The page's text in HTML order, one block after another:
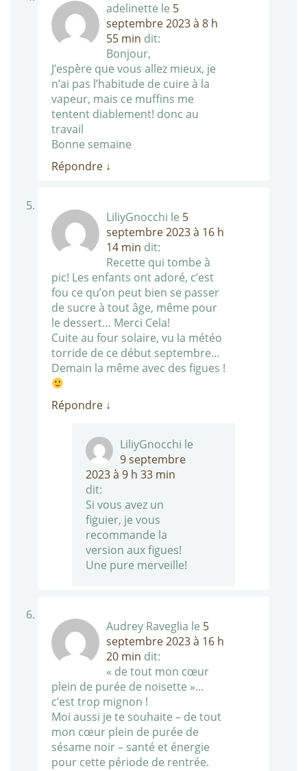
adelinette le 5
septembre 2023 à 8 h
55 min dit:
Bonjour,
J’espère que vous allez mieux, je
n’ai pas l’habitude de cuire à la
vapeur, mais ce muffins me
tentent diablement! donc au
travail
Bonne semaine
Répondre ↓
LiliyGnocchi le 5
septembre 2023 à 16 h
14 min dit:
Recette qui tombe à
pic! Les enfants ont adoré, c’est
fou ce qu’on peut bien se passer
de sucre à tout âge, même pour
le dessert… Merci Cela!
Cuite au four solaire, vu la météo
torride de ce début septembre…
Demain la même avec des figues !
Répondre ↓
LiliyGnocchi le
9 septembre
2023 à 9 h 33 min
dit:
Si vous avez un
figuier, je vous
recommande la
version aux figues!
Une pure merveille!
Audrey Raveglia le 5
septembre 2023 à 16 h
20 min dit:
« de tout mon cœur
plein de purée de noisette »…
c’est trop mignon !
Moi aussi je te souhaite – de tout
mon cœur plein de purée de
sésame noir – santé et énergie
pour cette période de rentrée.